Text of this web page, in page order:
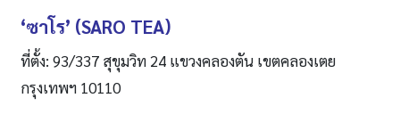
‘ซาโร’ (SARO TEA)
ที่ตั้ง: 93/337 สุขุมวิท 24 แขวงคลองตัน เขตคลองเตย
กรุงเทพฯ 10110